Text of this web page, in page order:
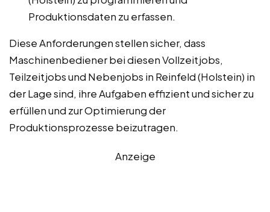
Produktionsdaten zu erfassen.
Diese Anforderungen stellen sicher, dass
Maschinenbediener bei diesen Vollzeitjobs,
Teilzeitjobs und Nebenjobs in Reinfeld (Holstein) in
der Lage sind, ihre Aufgaben effizient und sicher zu
erfüllen und zur Optimierung der
Produktionsprozesse beizutragen.
Anzeige